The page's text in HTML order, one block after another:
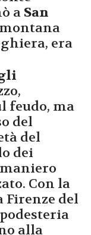
a San
montana
era
feudo, ma
del
del
dei
Con la
Firenze del
alla